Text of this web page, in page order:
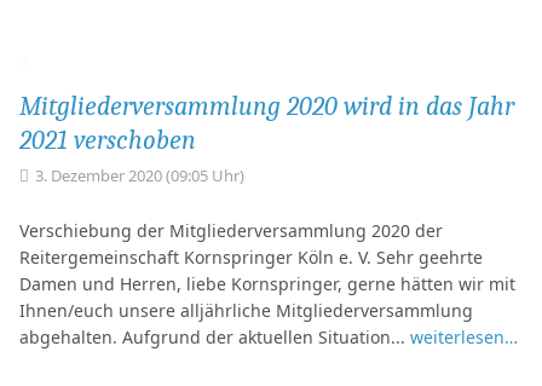
Mitgliederversammlung 2020 wird in das Jahr
2021 verschoben
3. Dezember 2020 (09:05 Uhr)
Verschiebung der Mitgliederversammlung 2020 der
Reitergemeinschaft Kornspringer Köln e. V. Sehr geehrte
Damen und Herren, liebe Kornspringer, gerne hätten wir mit
Ihnen/euch unsere alljährliche Mitgliederversammlung
abgehalten. Aufgrund der aktuellen Situation... weiterlesen…